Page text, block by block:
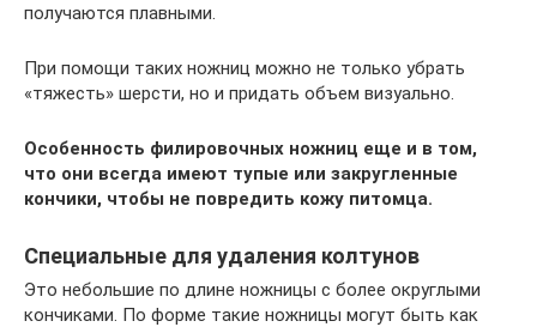
получаются плавными.
При помощи таких ножниц можно не только убрать
«тяжесть» шерсти, но и придать объем визуально.
Особенность филировочных ножниц еще и в том,
что они всегда имеют тупые или закругленные
кончики, чтобы не повредить кожу питомца.
Специальные для удаления колтунов
Это небольшие по длине ножницы с более округлыми
кончиками. По форме такие ножницы могут быть как